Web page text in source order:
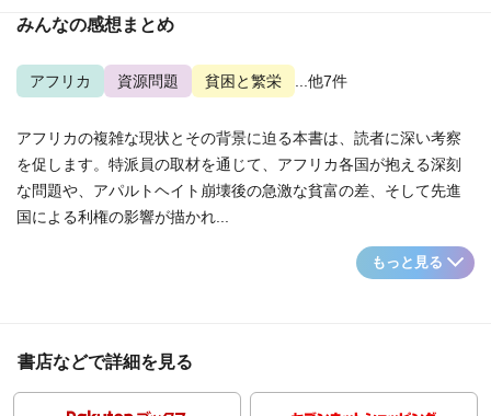
みんなの感想まとめ
アフリカ 資源問題 貧困と繁栄 ...他7件
アフリカの複雑な現状とその背景に迫る本書は、読者に深い考察
を促します。特派員の取材を通じて、アフリカ各国が抱える深刻
な問題や、アパルトヘイト崩壊後の急激な貧富の差、そして先進
国による利権の影響が描かれ...
もっと見る
書店などで詳細を見る